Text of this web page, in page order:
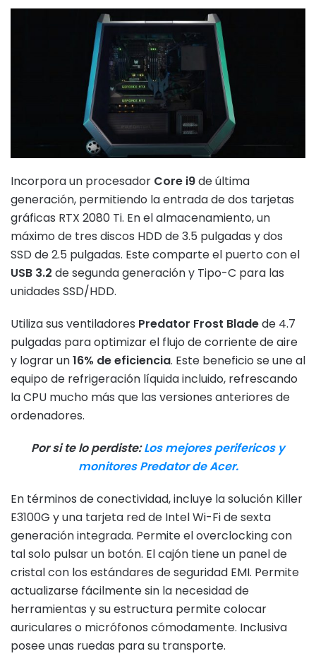
Incorpora un procesador Core i9de última
generación, permitiendo la entrada de dos tarjetas
gráficas RTX 2080 Ti. En el almacenamiento, un
máximo de tres discos HDD de 3.5 pulgadas y dos
SSD de 2.5 pulgadas. Este comparte el puerto con el
USB 3.2 de segunda generación y Tipo-C para las
unidades SSD/HDD.
Utiliza sus ventiladores Predator Frost Bladede 4.7
pulgadas para optimizar el flujo de corriente de aire
y lograr un16% de eficiencia. Este beneficio se une al
equipo de refrigeración líquida incluido, refrescando
la CPU mucho más que las versiones anteriores de
ordenadores.
Por si te lo perdiste:Los mejores perifericos y
monitores Predator de Acer.
En términos de conectividad, incluye la solución Killer
E3100G y una tarjeta red de Intel Wi-Fi de sexta
generación integrada. Permite el overclocking con
tal solo pulsar un botón. El cajón tiene un panel de
cristal con los estándares de seguridad EMI. Permite
actualizarse fácilmente sin la necesidad de
herramientas y su estructura permite colocar
auriculares o micrófonos cómodamente. Inclusiva
posee unas ruedas para su transporte.